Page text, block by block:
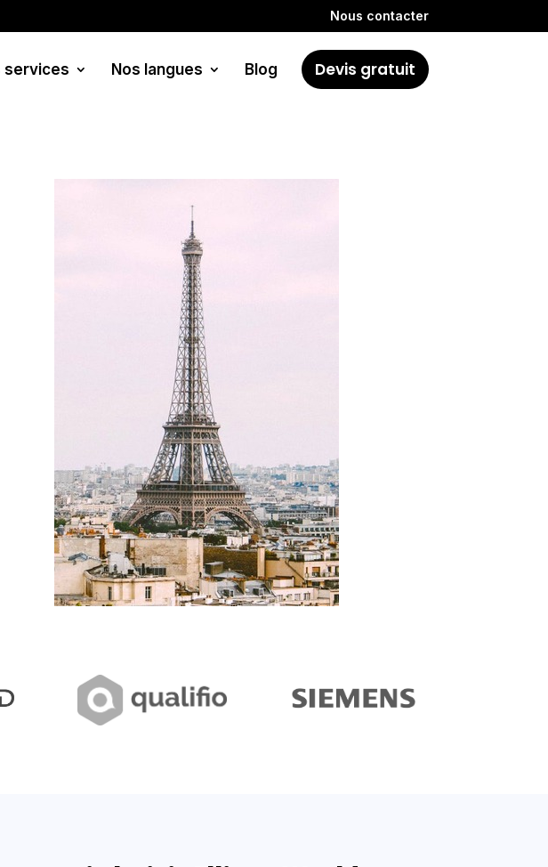
Nous contacter
services Nos langues Blog Devis gratuit